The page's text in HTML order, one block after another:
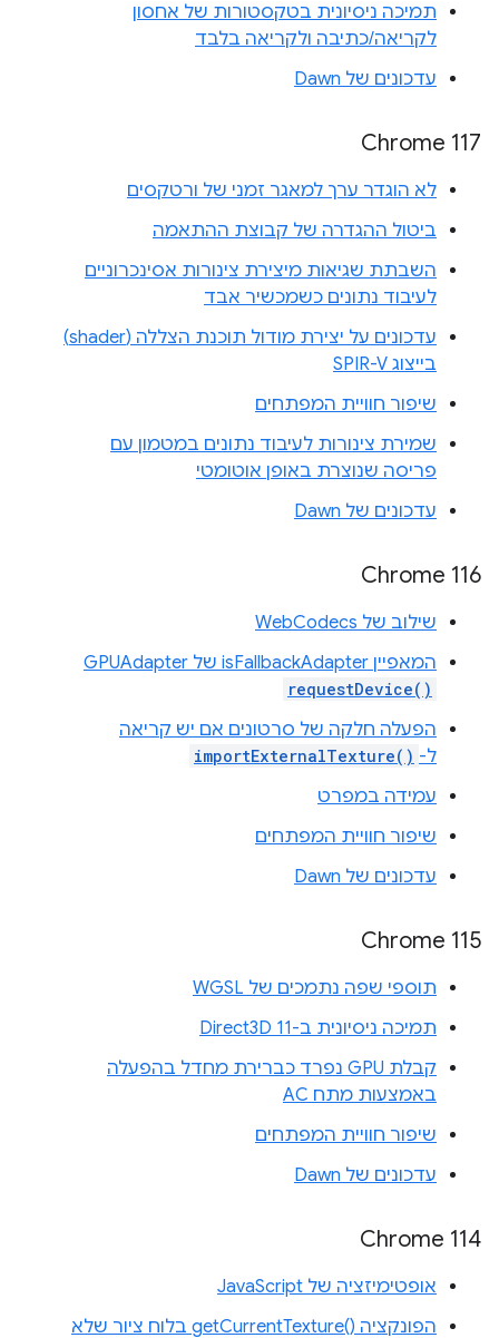
תמיכה ניסיונית בטקסטורות של אחסון
לקריאה/כתיבה ולקריאה בלבד
עדכונים של Dawn
Chrome 117
לא הוגדר ערך למאגר זמני של ורטקסים
ביטול ההגדרה של קבוצת ההתאמה
השבתת שגיאות מיצירת צינורות אסינכרוניים
לעיבוד נתונים כשמכשיר אבד
עדכונים על יצירת מודול תוכנת הצללה (shader)
בייצוג SPIR-V
שיפור חוויית המפתחים
שמירת צינורות לעיבוד נתונים במטמון עם
פריסה שנוצרת באופן אוטומטי
עדכונים של Dawn
Chrome 116
שילוב של WebCodecs
המאפיין isFallbackAdapter של ‎GPUAdapter
requestDevice()
הפעלה חלקה של סרטונים אם יש קריאה
ל- importExternalTexture()
עמידה במפרט
שיפור חוויית המפתחים
עדכונים של Dawn
Chrome 115
תוספי שפה נתמכים של WGSL
תמיכה ניסיונית ב-Direct3D 11
קבלת GPU נפרד כברירת מחדל בהפעלה
באמצעות מתח AC
שיפור חוויית המפתחים
עדכונים של Dawn
Chrome 114
אופטימיזציה של JavaScript
הפונקציה getCurrentTexture()‎ בלוח ציור שלא